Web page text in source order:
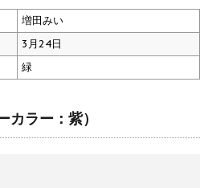
増田みい
3月24日
緑
カラー：紫）